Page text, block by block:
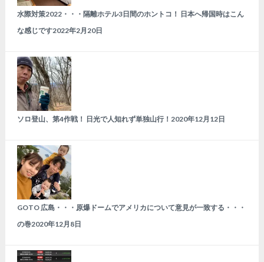
水際対策2022・・・隔離ホテル3日間のホントコ！ 日本へ帰国時はこん
な感じです2022年2月20日
ソロ登山、第4作戦！ 日光で人知れず単独山行！ 2020年12月12日
GOTO 広島・・・原爆ドームでアメリカについて意見が一致する・・・
の巻2020年12月8日